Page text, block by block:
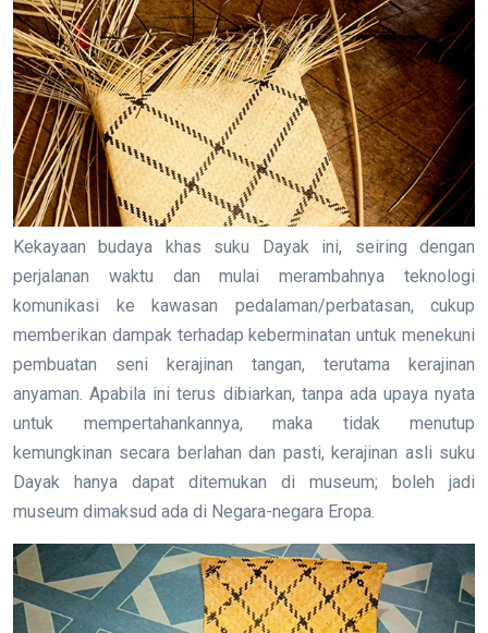
Kekayaan budaya khas suku Dayak ini, seiring dengan
perjalanan waktu dan mulai merambahnya teknologi
komunikasi ke kawasan pedalaman/perbatasan, cukup
memberikan dampak terhadap keberminatan untuk menekuni
pembuatan seni kerajinan tangan, terutama kerajinan
anyaman. Apabila ini terus dibiarkan, tanpa ada upaya nyata
untuk mempertahankannya, maka tidak menutup
kemungkinan secara berlahan dan pasti, kerajinan asli suku
Dayak hanya dapat ditemukan di museum; boleh jadi
museum dimaksud ada di Negara-negara Eropa.